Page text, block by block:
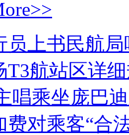
员上书民航
T3航站区详
唱乘坐庞巴
费对乘客“合